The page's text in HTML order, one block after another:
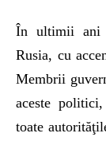
În ultimii ani
Rusia, cu
Membrii
aceste
toate